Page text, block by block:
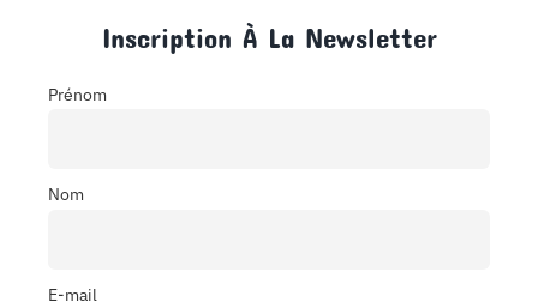
Inscription À La Newsletter
Prénom
Nom
E-mail